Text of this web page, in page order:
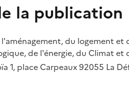
la publication
du logement
de l'énergie, du Climat et
1, place Carpeaux 92055 La